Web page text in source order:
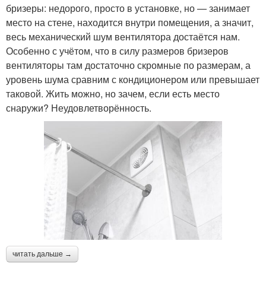
бризеры: недорого, просто в установке, но — занимает
место на стене, находится внутри помещения, а значит,
весь механический шум вентилятора достаётся нам.
Особенно с учётом, что в силу размеров бризеров
вентиляторы там достаточно скромные по размерам, а
уровень шума сравним с кондиционером или превышает
таковой. Жить можно, но зачем, если есть место
снаружи? Неудовлетворённость.
читать дальше →